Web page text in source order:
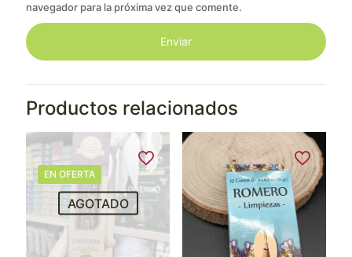
navegador para la próxima vez que comente.
Productos relacionados
EN OFERTA
AGOTADO